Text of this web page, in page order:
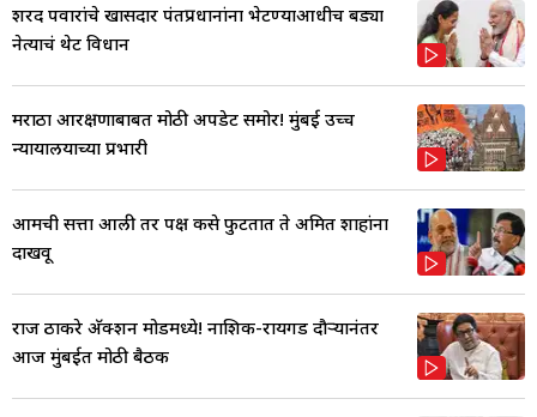
शरद पवारांचे खासदार पंतप्रधानांना भेटण्याआधीच बड्या
नेत्याचं थेट विधान
मराठा आरक्षणाबाबत मोठी अपडेट समोर! मुंबई उच्च
न्यायालयाच्या प्रभारी
आमची सत्ता आली तर पक्ष कसे फुटतात ते अमित शाहांना
दाखवू
राज ठाकरे अ‍ॅक्शन मोडमध्ये! नाशिक-रायगड दौऱ्यानंतर
आज मुंबईत मोठी बैठक